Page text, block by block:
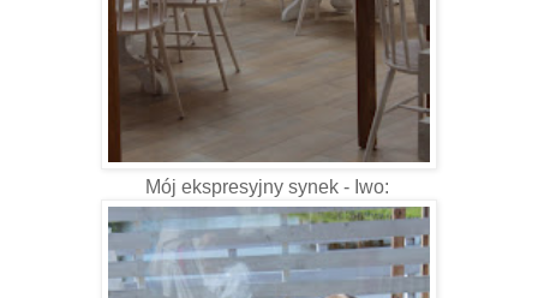
Mój ekspresyjny synek - Iwo: